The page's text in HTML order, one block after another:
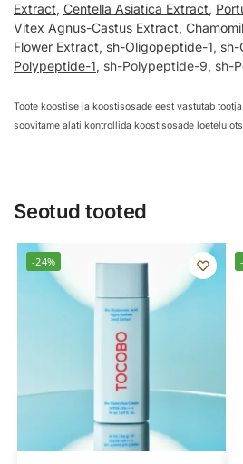
Extract, Centella Asiatica Extract,
Vitex Agnus-Castus Extract,
Flower Extract, sh-Oligopeptide-1, sh-
Polypeptide-1, sh-Polypeptide-9, sh-
Toote koostise ja koostisosade eest vastutab
soovitame alati kontrollida koostisosade loetelu
Seotud tooted
-24%